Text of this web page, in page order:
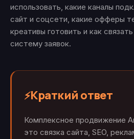
использовать, какие каналы
сайт и соцсети, какие офферы
креативы готовить и как
систему заявок.
⚡Краткий ответ
Комплексное продвижение
это связка сайта, SEO,